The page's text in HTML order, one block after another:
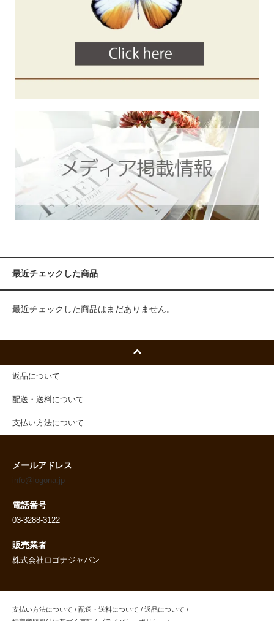
最近チェックした商品
最近チェックした商品はまだありません。
返品について
配送・送料について
支払い方法について
メールアドレス
info@logona.jp
電話番号
03-3288-3122
販売業者
株式会社ロゴナジャパン
支払い方法について / 配送・送料について / 返品について /